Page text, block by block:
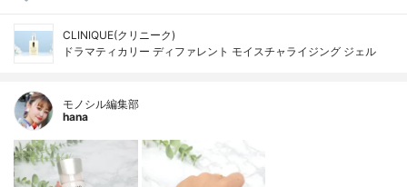
CLINIQUE(クリニーク)
ドラマティカリー ディファレント モイスチャライジング ジェル
モノシル編集部
hana